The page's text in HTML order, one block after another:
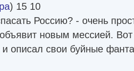
) 15 10
Россию? - очень
новым мессией.
описал свои буйные